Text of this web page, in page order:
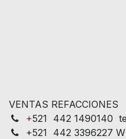
VENTAS REFACCIONES
+521 442 1490140
+521 442 3396227